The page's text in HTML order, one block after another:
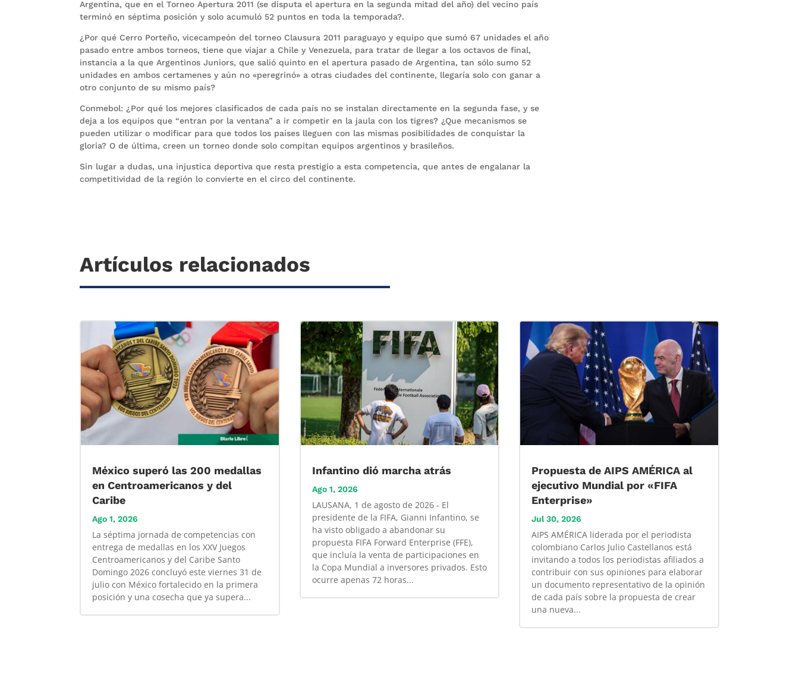
Argentina, que en el Torneo Apertura 2011 (se disputa el apertura en la segunda mitad del año) del vecino país
terminó en séptima posición y solo acumuló 52 puntos en toda la temporada?.
¿Por qué Cerro Porteño, vicecampeón del torneo Clausura 2011 paraguayo y equipo que sumó 67 unidades el año
pasado entre ambos torneos, tiene que viajar a Chile y Venezuela, para tratar de llegar a los octavos de final,
instancia a la que Argentinos Juniors, que salió quinto en el apertura pasado de Argentina, tan sólo sumo 52
unidades en ambos certamenes y aún no «peregrinó» a otras ciudades del continente, llegaría solo con ganar a
otro conjunto de su mismo país?
Conmebol: ¿Por qué los mejores clasificados de cada país no se instalan directamente en la segunda fase, y se
deja a los equipos que “entran por la ventana” a ir competir en la jaula con los tigres? ¿Que mecanismos se
pueden utilizar o modificar para que todos los países lleguen con las mismas posibilidades de conquistar la
gloria? O de última, creen un torneo donde solo compitan equipos argentinos y brasileños.
Sin lugar a dudas, una injustica deportiva que resta prestigio a esta competencia, que antes de engalanar la
competitividad de la región lo convierte en el circo del continente.
Artículos relacionados
México superó las 200 medallas
en Centroamericanos y del
Caribe
Ago 1, 2026
La séptima jornada de competencias con
entrega de medallas en los XXV Juegos
Centroamericanos y del Caribe Santo
Domingo 2026 concluyó este viernes 31 de
julio con México fortalecido en la primera
posición y una cosecha que ya supera...
Infantino dió marcha atrás
Ago 1, 2026
LAUSANA, 1 de agosto de 2026 - El
presidente de la FIFA, Gianni Infantino, se
ha visto obligado a abandonar su
propuesta FIFA Forward Enterprise (FFE),
que incluía la venta de participaciones en
la Copa Mundial a inversores privados. Esto
ocurre apenas 72 horas...
Propuesta de AIPS AMÉRICA al
ejecutivo Mundial por «FIFA
Enterprise»
Jul 30, 2026
AIPS AMÉRICA liderada por el periodista
colombiano Carlos Julio Castellanos está
invitando a todos los periodistas afiliados a
contribuir con sus opiniones para elaborar
un documento representativo de la opinión
de cada país sobre la propuesta de crear
una nueva...